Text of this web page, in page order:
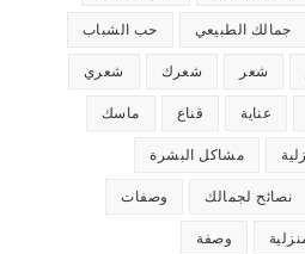
جمالك الطبيعي حب الشباب
شعر شعرك شعري
عناية قناع ماسك
مشاكل البشرة
نصائح لجمالك وصفات
وصفة